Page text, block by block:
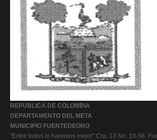
REPUBLICA DE COLOMBIA
DEPARTAMENTO DEL META
MUNICIPIO FUENTEDEORO
"Entre todos lo haremos mejor" Cra. 13 No. 10-58,